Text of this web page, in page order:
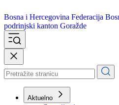
Bosna i Hercegovina
podrinjski kanton Goražde